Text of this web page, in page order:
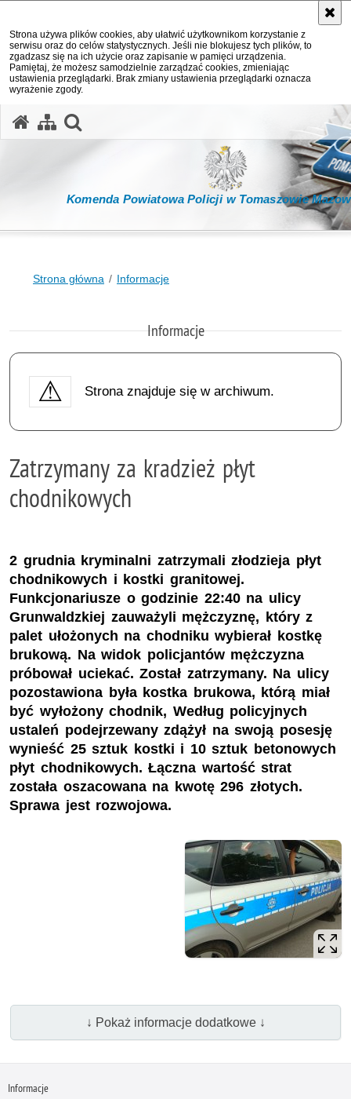
Strona używa plików cookies, aby ułatwić użytkownikom korzystanie z
serwisu oraz do celów statystycznych. Jeśli nie blokujesz tych plików, to
zgadzasz się na ich użycie oraz zapisanie w pamięci urządzenia.
Pamiętaj, że możesz samodzielnie zarządzać cookies, zmieniając
ustawienia przeglądarki. Brak zmiany ustawienia przeglądarki oznacza
wyrażenie zgody.
Komenda Powiatowa Policji w Tomaszowie
Strona główna Informacje
Informacje
Strona znajduje się w archiwum.
Zatrzymany za kradzież płyt
chodnikowych
2 grudnia kryminalni zatrzymali złodzieja płyt
chodnikowych i kostki granitowej.
Funkcjonariusze o godzinie 22:40 na ulicy
Grunwaldzkiej zauważyli mężczyznę, który z
palet ułożonych na chodniku wybierał kostkę
brukową. Na widok policjantów mężczyzna
próbował uciekać. Został zatrzymany. Na ulicy
pozostawiona była kostka brukowa, którą miał
być wyłożony chodnik, Według policyjnych
ustaleń podejrzewany zdążył na swoją posesję
wynieść 25 sztuk kostki i 10 sztuk betonowych
płyt chodnikowych. Łączna wartość strat
została oszacowana na kwotę 296 złotych.
Sprawa jest rozwojowa.
↓ Pokaż informacje dodatkowe ↓
Informacje